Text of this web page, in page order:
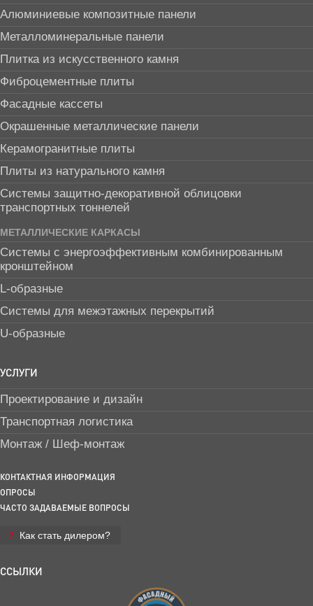
Алюминиевые композитные панели
Металломинеральные панели
Плитка из искусственного камня
Фиброцементные плиты
Фасадные кассеты
Окрашенные металлические панели
Керамогранитные плиты
Плиты из натурального камня
Системы защитно-декоративной облицовки
транспортных тоннелей
МЕТАЛЛИЧЕСКИЕ КАРКАСЫ
Системы с энергоэффективным комбинированным
кронштейном
L-образные
Системы для межэтажных перекрытий
U-образные
УСЛУГИ
Проектирование и дизайн
Транспортная логистика
Монтаж / Шеф-монтаж
КОНТАКТНАЯ ИНФОРМАЦИЯ
ОПРОСЫ
ЧАСТО ЗАДАВАЕМЫЕ ВОПРОСЫ
Как стать дилером?
ССЫЛКИ